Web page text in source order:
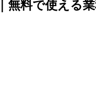
料で使える